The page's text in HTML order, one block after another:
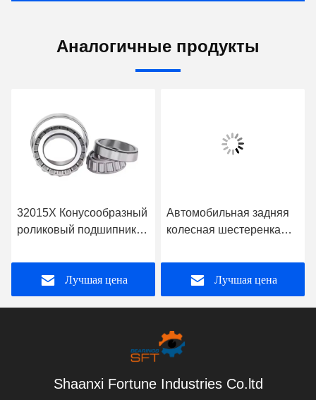
Аналогичные продукты
32015X Конусообразный
роликовый подшипник
Тип открытых
уплотнений для
оптимальной
Лучшая цена
Автомобильная задняя
колесная шестеренка
9W200 для подшипника
Nissan Teana J31
VQ35DE
Лучшая цена
Shaanxi Fortune Industries Co.ltd